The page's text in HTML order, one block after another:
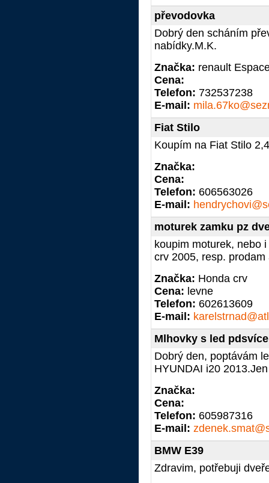
převodovka
Dobrý den scháním
nabídky.M.K.
Značka: renault
Cena:
Telefon: 732537238
E-mail:
Fiat Stilo
Koupím na Fiat Stilo
Značka:
Cena:
Telefon: 606563026
E-mail:
moturek zamku pz
koupim moturek, nebo
crv 2005, resp. prodam
Značka: Honda crv
Cena: levne
Telefon: 602613609
E-mail:
Mlhovky s led
Dobrý den, poptávám
HYUNDAI i20
Značka:
Cena:
Telefon: 605987316
E-mail:
BMW E39
Zdravim, potřebuji